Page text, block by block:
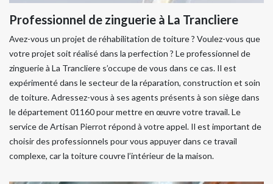
Professionnel de zinguerie à La Trancliere
Avez-vous un projet de réhabilitation de toiture ? Voulez-vous que
votre projet soit réalisé dans la perfection ? Le professionnel de
zinguerie à La Trancliere s’occupe de vous dans ce cas. Il est
expérimenté dans le secteur de la réparation, construction et soin
de toiture. Adressez-vous à ses agents présents à son siège dans
le département 01160 pour mettre en œuvre votre travail. Le
service de Artisan Pierrot répond à votre appel. Il est important de
choisir des professionnels pour vous appuyer dans ce travail
complexe, car la toiture couvre l’intérieur de la maison.